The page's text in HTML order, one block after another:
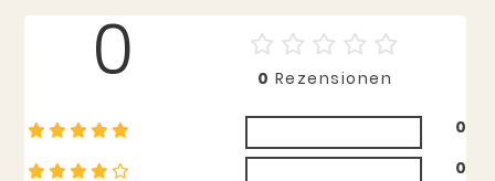
0 0 Rezensionen
0
0